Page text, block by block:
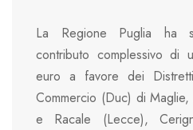
La Regione Puglia ha
contributo complessivo di
euro a favore dei
Commercio (Duc) di
e Racale (Lecce),